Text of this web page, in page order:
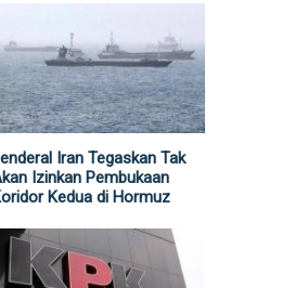
Iran Tegaskan Tak
Izinkan Pembukaan
Kedua di Hormuz